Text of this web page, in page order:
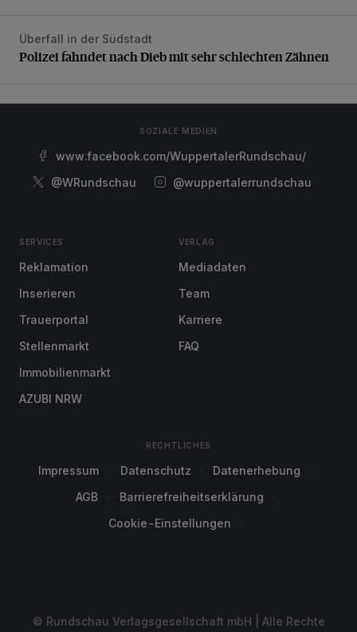
Polizei fahndet nach Dieb mit sehr schlechten Zähnen
Überfall in der Südstadt
Polizei fahndet nach Dieb mit sehr schlechten Zähnen
SOZIALE MEDIEN
www.facebook.com/WuppertalerRundschau/
@WRundschau
@wuppertalerrundschau
SERVICES
Reklamation
Inserieren
Trauerportal
Stellenmarkt
Immobilienmarkt
AZUBI NRW
VERLAG
Mediadaten
Team
Karriere
FAQ
RECHTLICHES
Impressum Datenschutz
Datenerhebung
AGB
Barrierefreiheitserklärung
Cookie-Einstellungen
© Rundschau Verlagsgesellschaft mbH | Alle Rechte